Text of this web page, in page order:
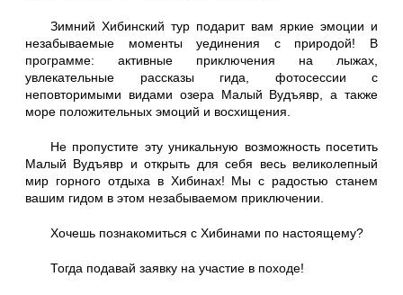
Зимний Хибинский тур подарит вам яркие эмоции и
незабываемые моменты уединения с природой! В
программе: активные приключения на лыжах,
увлекательные рассказы гида, фотосессии с
неповторимыми видами озера Малый Вудъявр, а также
море положительных эмоций и восхищения.
Не пропустите эту уникальную возможность посетить
Малый Вудъявр и открыть для себя весь великолепный
мир горного отдыха в Хибинах! Мы с радостью станем
вашим гидом в этом незабываемом приключении.
Хочешь познакомиться с Хибинами по настоящему?
Тогда подавай заявку на участие в походе!